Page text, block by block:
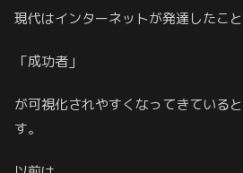
現代はインターネットが発達したこと
「成功者」
が可視化されやすくなってきている
す。